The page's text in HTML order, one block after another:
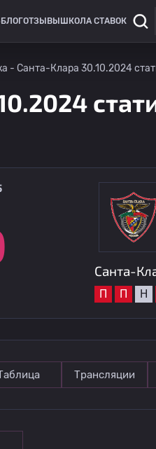
БЛОГОТЗЫВЫ ШКОЛА СТАВОК
- Санта-Клара 30.10.2024
Санта-
П П Н
Трансляции
Лига
Санта-Клара